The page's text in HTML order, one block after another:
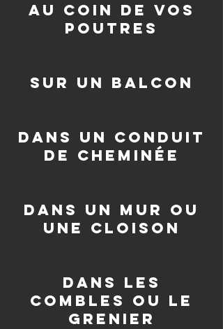
au coin de vos
poutres
sur un balcon
dans un conduit
de cheminée
dans un mur ou
une cloison
dans les
combles ou le
grenier